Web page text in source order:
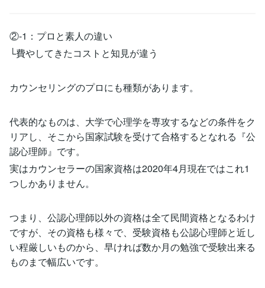
②-1：プロと素人の違い
└費やしてきたコストと知見が違う
カウンセリングのプロにも種類があります。
代表的なものは、大学で心理学を専攻するなどの条件をク
リアし、そこから国家試験を受けて合格するとなれる『公
認心理師』です。
実はカウンセラーの国家資格は2020年4月現在ではこれ1
つしかありません。
つまり、公認心理師以外の資格は全て民間資格となるわけ
ですが、その資格も様々で、受験資格も公認心理師と近し
い程厳しいものから、早ければ数か月の勉強で受験出来る
ものまで幅広いです。